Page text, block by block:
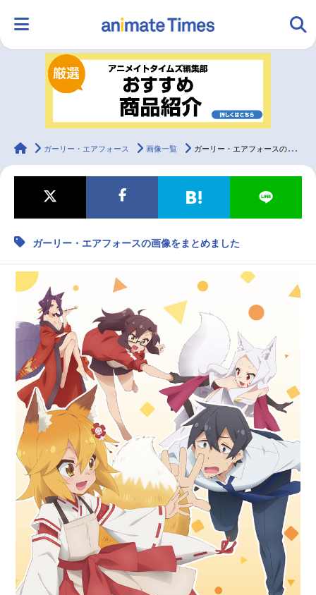
ランキング アニメ
ラジオ グッズ
マンガ・ラノベ ゲーム・アプリ 音楽 コスプレ
2.5次元 配信・Vtuber トレンド
最新記事一覧
アニメ記事一覧 声優記事一覧
アニメ映画一覧 実写化映画一覧
今期アニメ曜日別一覧
春アニメ 夏アニメ
秋アニメ 冬アニメ
男性声優/女性声優一覧
FOLLOW US
animateTimes
ガーリー・エアフォース 画像一覧 ガーリー・エアフォースの画像をまとめました
ガーリー・エアフォースの画像をまとめました